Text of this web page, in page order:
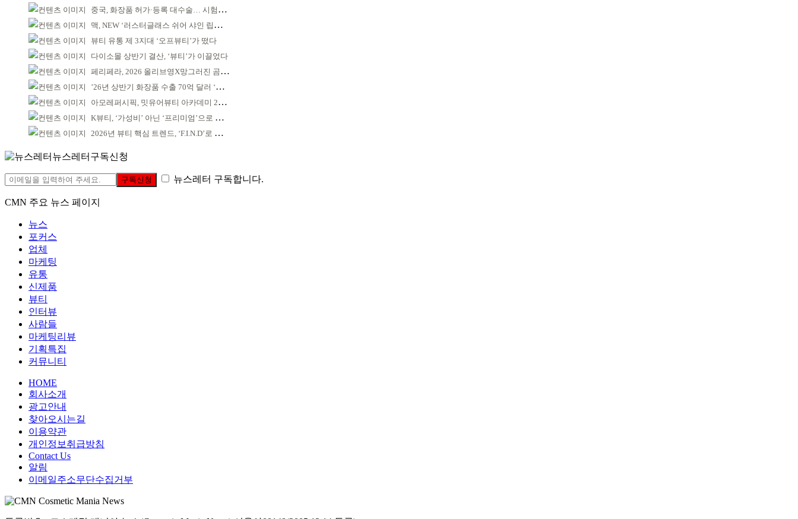
중국, 화장품 허가·등록 대수술… 시험자료 공용 허용
맥, NEW ‘러스터글래스 쉬어 샤인 립스틱’ 출시
뷰티 유통 제 3지대 ‘오프뷰티’가 떴다
다이소몰 상반기 결산, ‘뷰티’가 이끌었다
페리페라, 2026 올리브영X망그러진 곰 콜라보
’26년 상반기 화장품 수출 70억 달러 ‘역대 최고’
아모레퍼시픽, 밋유어뷰티 아카데미 2기 발대식
K뷰티, ‘가성비’ 아닌 ‘프리미엄’으로 승부걸어야
2026년 뷰티 핵심 트렌드, ‘F.I.N.D’로 읽는다
뉴스레터구독신청
구독신청 뉴스레터 구독합니다.
CMN 주요 뉴스 페이지
뉴스
포커스
업체
마케팅
유통
신제품
뷰티
인터뷰
사람들
마케팅리뷰
기획특집
커뮤니티
HOME
회사소개
광고안내
찾아오시는길
이용약관
개인정보취급방침
Contact Us
알림
이메일주소무단수집거부